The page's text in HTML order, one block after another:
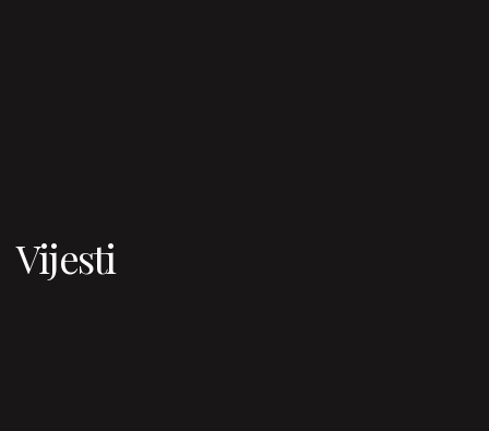
Vijesti